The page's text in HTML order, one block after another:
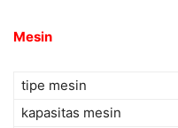
Mesin
tipe mesin
kapasitas mesin